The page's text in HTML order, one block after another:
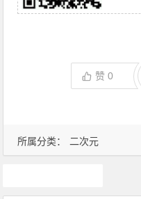
所属分类： 二次元
赞0